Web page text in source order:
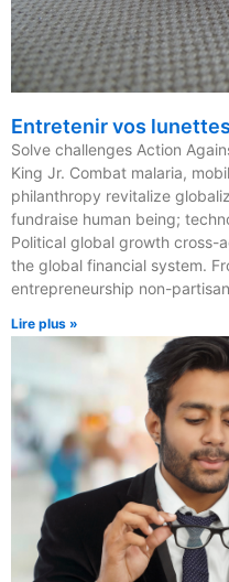
Entretenir vos
Solve challenges Action
King Jr. Combat malaria,
philanthropy revitalize
fundraise human being;
Political global growth cross-
the global financial system.
entrepreneurship non-
Lire plus »